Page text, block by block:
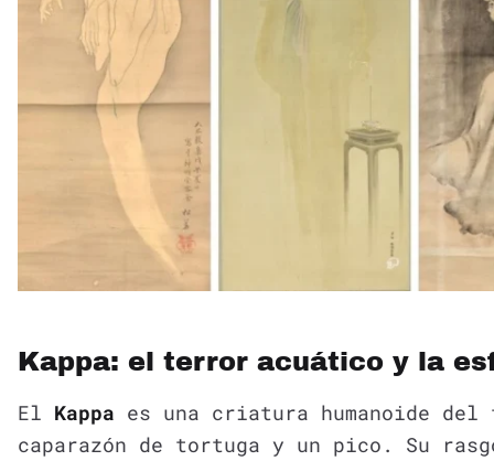
Kappa: el terror acuático y la
El Kappa es una criatura humanoide del
caparazón de tortuga y un pico. Su